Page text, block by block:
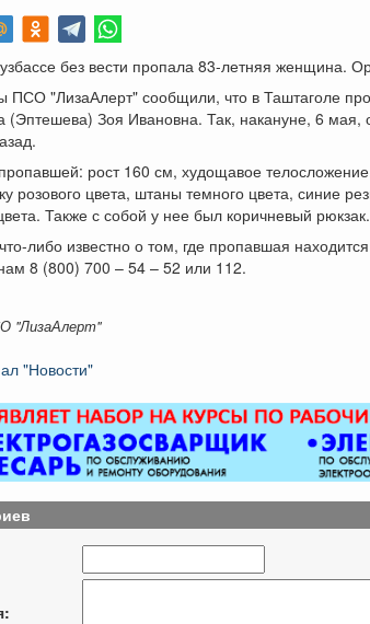
без вести пропала 83-летняя женщина.
ПСО "ЛизаАлерт" сообщили, что в Таштаголе
(Эптешева) Зоя Ивановна. Так, накануне, 6 мая,
рост 160 см, худощавое
розового цвета, штаны темного цвета, синие
Также с собой у нее был коричневый рюкзак.
либо известно о том, где пропавшая
8 (800) 700 – 54 – 52 или 112.
"ЛизаАлерт"
"Новости"